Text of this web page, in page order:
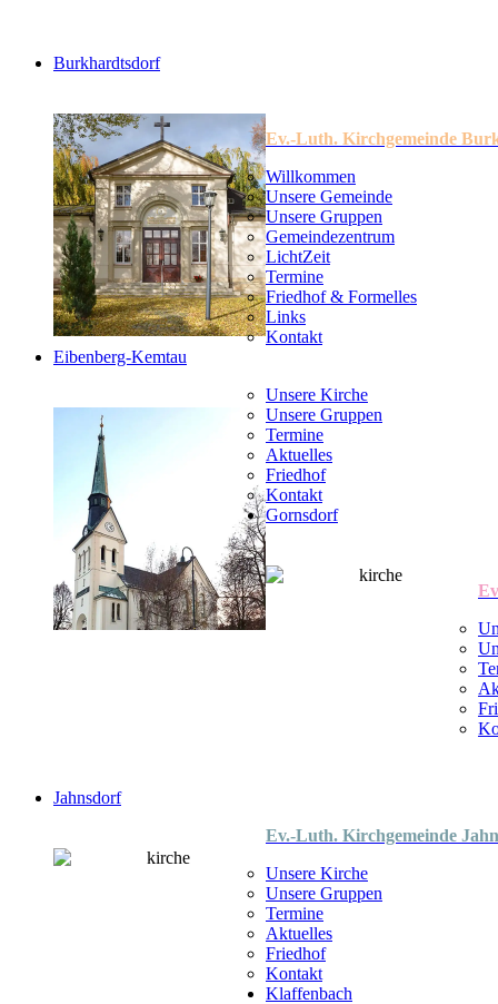
Burkhardtsdorf
Ev.-Luth. Kirchgemeinde
Willkommen
Unsere Gemeinde
Unsere Gruppen
Gemeindezentrum
LichtZeit
Termine
Friedhof & Formelles
Links
Kontakt
Eibenberg-Kemtau
Unsere Kirche
Unsere Gruppen
Termine
Aktuelles
Friedhof
Kontakt
Gornsdorf
Jahnsdorf
Ev.-Luth. Kirchgemeinde
Unsere Kirche
Unsere Gruppen
Termine
Aktuelles
Friedhof
Kontakt
Klaffenbach